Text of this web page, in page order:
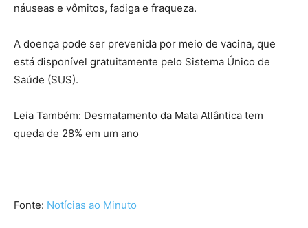
náuseas e vômitos, fadiga e fraqueza.
A doença pode ser prevenida por meio de vacina, que
está disponível gratuitamente pelo Sistema Único de
Saúde (SUS).
Leia Também: Desmatamento da Mata Atlântica tem
queda de 28% em um ano
Fonte: Notícias ao Minuto